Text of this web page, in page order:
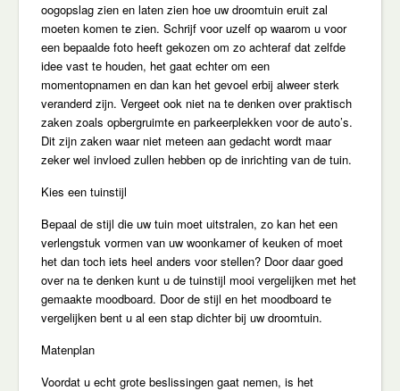
oogopslag zien en laten zien hoe uw droomtuin eruit zal
moeten komen te zien. Schrijf voor uzelf op waarom u voor
een bepaalde foto heeft gekozen om zo achteraf dat zelfde
idee vast te houden, het gaat echter om een
momentopnamen en dan kan het gevoel erbij alweer sterk
veranderd zijn. Vergeet ook niet na te denken over praktisch
zaken zoals opbergruimte en parkeerplekken voor de auto’s.
Dit zijn zaken waar niet meteen aan gedacht wordt maar
zeker wel invloed zullen hebben op de inrichting van de tuin.
Kies een tuinstijl
Bepaal de stijl die uw tuin moet uitstralen, zo kan het een
verlengstuk vormen van uw woonkamer of keuken of moet
het dan toch iets heel anders voor stellen? Door daar goed
over na te denken kunt u de tuinstijl mooi vergelijken met het
gemaakte moodboard. Door de stijl en het moodboard te
vergelijken bent u al een stap dichter bij uw droomtuin.
Matenplan
Voordat u echt grote beslissingen gaat nemen, is het